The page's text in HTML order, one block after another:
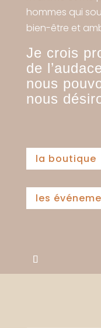
hommes qui
bien-être et
Je crois
de
nous
nous
la boutique
les